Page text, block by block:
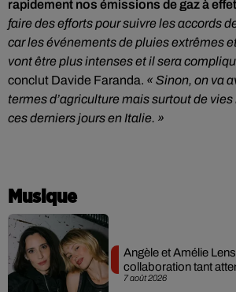
rapidement nos émissions de gaz à
faire des efforts pour suivre les accords
car les événements de pluies extrêmes
vont être plus intenses et il sera
conclut Davide Faranda. « Sinon, on va
termes d’agriculture mais surtout de
ces derniers jours en Italie. »
Musique
7 août 2026
Angèle et Amélie
collaboration tant